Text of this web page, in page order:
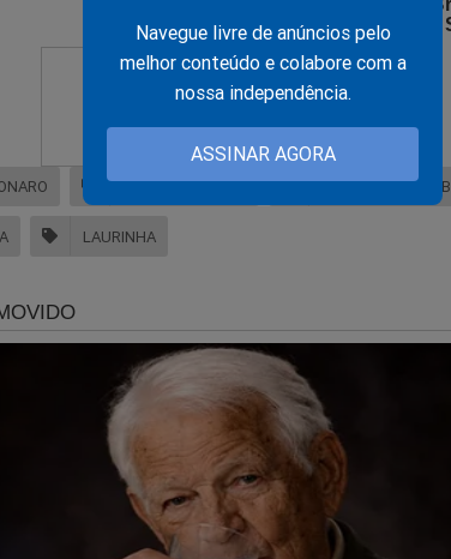
Navegue livre de anúncios pelo
melhor conteúdo e colabore com a
nossa independência.
ASSINAR AGORA
fazendo o que sempre fizeram - disseminando
JAIR BOLSONARO MULHERES COM
LAURINHA